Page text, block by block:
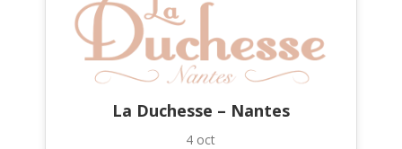
La Duchesse – Nantes
4 oct